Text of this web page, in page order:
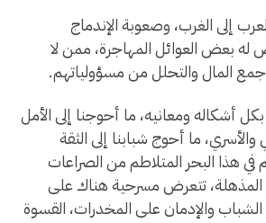
إلى الغرب، وصعوبة الإندماج
له بعض العوائل المهاجرة، ممن لا
المال والتحلل من مسؤولياتهم.
أشكاله ومعانيه، ما أحوجنا إلى الأمل
ما أحوج شبابنا إلى الثقة
هذا البحر المتلاطم من الصراعات
المذهلة، تتعرض مسرحية هناك على
والإدمان على المخدرات، القسوة